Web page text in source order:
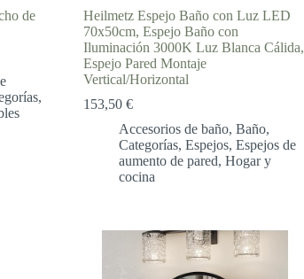
de
€
,
Heilmetz Espejo Baño con Luz LED
70x50cm, Espejo Baño con
Iluminación 3000K Luz Blanca Cálida,
Espejo Pared Montaje
Vertical/Horizontal
153,50€
Accesorios de baño,Baño,
Categorías,Espejos,Espejos de
aumento de pared,Hogar y
cocina